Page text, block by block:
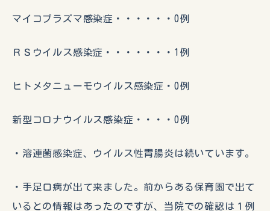
マイコプラズマ感染症・・・・・・0例
ＲＳウイルス感染症・・・・・・・1例
ヒトメタニューモウイルス感染症・0例
新型コロナウイルス感染症・・・・0例
・溶連菌感染症、ウイルス性胃腸炎は続いています。
・手足口病が出て来ました。前からある保育園で出て
いるとの情報はあったのですが、当院での確認は１例